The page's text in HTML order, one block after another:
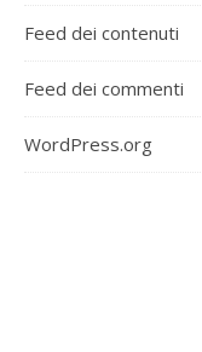
Feed dei contenuti
Feed dei commenti
WordPress.org